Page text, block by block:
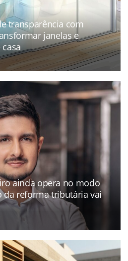
transparência com
janelas e
ainda opera no modo
da reforma tributária vai